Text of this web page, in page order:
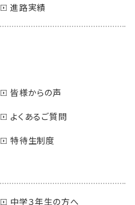
進路実績
皆様からの声
よくあるご質問
特待生制度
中学３年生の方へ